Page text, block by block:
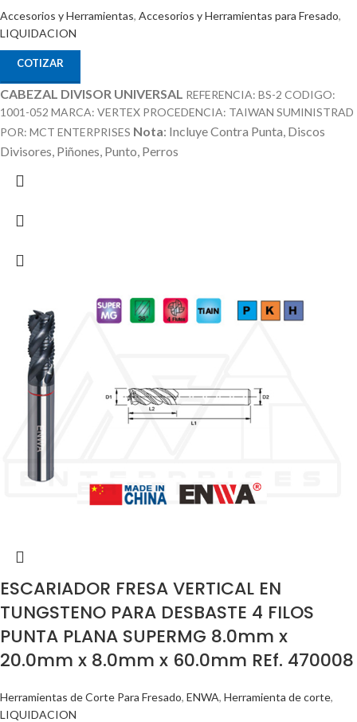
Accesorios y Herramientas, Accesorios y Herramientas para Fresado,
LIQUIDACION
COTIZAR
CABEZAL DIVISOR UNIVERSAL REFERENCIA: BS-2 CODIGO:
1001-052 MARCA: VERTEX PROCEDENCIA: TAIWAN SUMINISTRAD
POR: MCT ENTERPRISES Nota: Incluye Contra Punta, Discos
Divisores, Piñones, Punto, Perros
ESCARIADOR FRESA VERTICAL EN
TUNGSTENO PARA DESBASTE 4 FILOS
PUNTA PLANA SUPERMG 8.0mm x
20.0mm x 8.0mm x 60.0mm REf. 470008
Herramientas de Corte Para Fresado, ENWA, Herramienta de corte,
LIQUIDACION